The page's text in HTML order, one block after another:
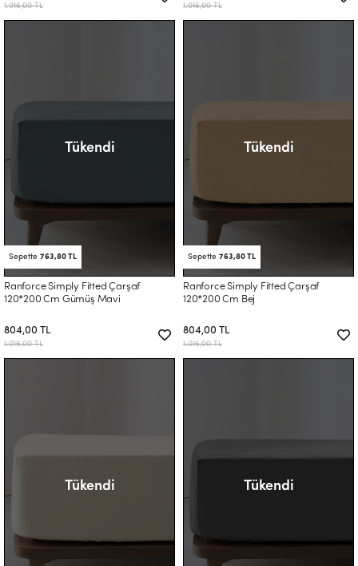
1.016,00 TL 1.016,00 TL
Sepette 763,80 TL
Tükendi
Ranforce Simply Fitted Çarşaf
120*200 Cm Gümüş Mavi
804,00 TL
1.016,00 TL
Sepette 763,80 TL
Tükendi
Ranforce Simply Fitted Çarşaf
120*200 Cm Bej
804,00 TL
1.016,00 TL
Tükendi Tükendi